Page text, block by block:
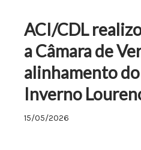
ACI/CDL
a Câmara de
alinhamento
Inverno
15/05/2026